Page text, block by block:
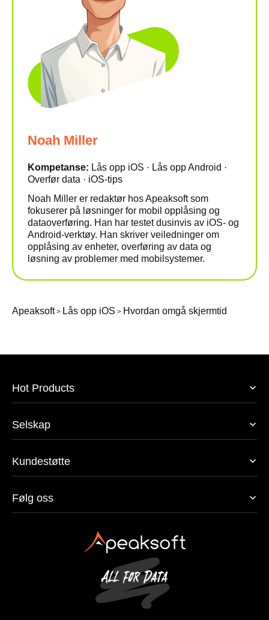
Noah Miller
Kompetanse: Lås opp iOS · Lås opp Android ·
Overfør data · iOS-tips
Noah Miller er redaktør hos Apeaksoft som
fokuserer på løsninger for mobil opplåsing og
dataoverføring. Han har testet dusinvis av iOS- og
Android-verktøy. Han skriver veiledninger om
opplåsing av enheter, overføring av data og
løsning av problemer med mobilsystemer.
Apeaksoft> Lås opp iOS > Hvordan omgå skjermtid
Hot Products
Selskap
Kundestøtte
Følg oss